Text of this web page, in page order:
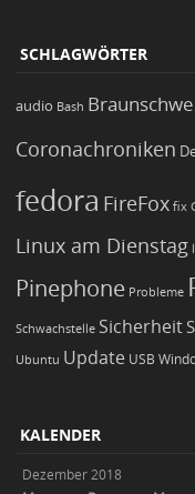
SCHLAGWÖRTER
audio Bash
Coronachroniken
fedora FireFox fix
Linux am Dienstag
Pinephone Probleme
Schwachstelle Sicherheit
Ubuntu Update USB
KALENDER
Dezember 2018